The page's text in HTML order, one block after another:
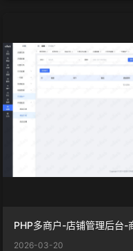
2026-03-20